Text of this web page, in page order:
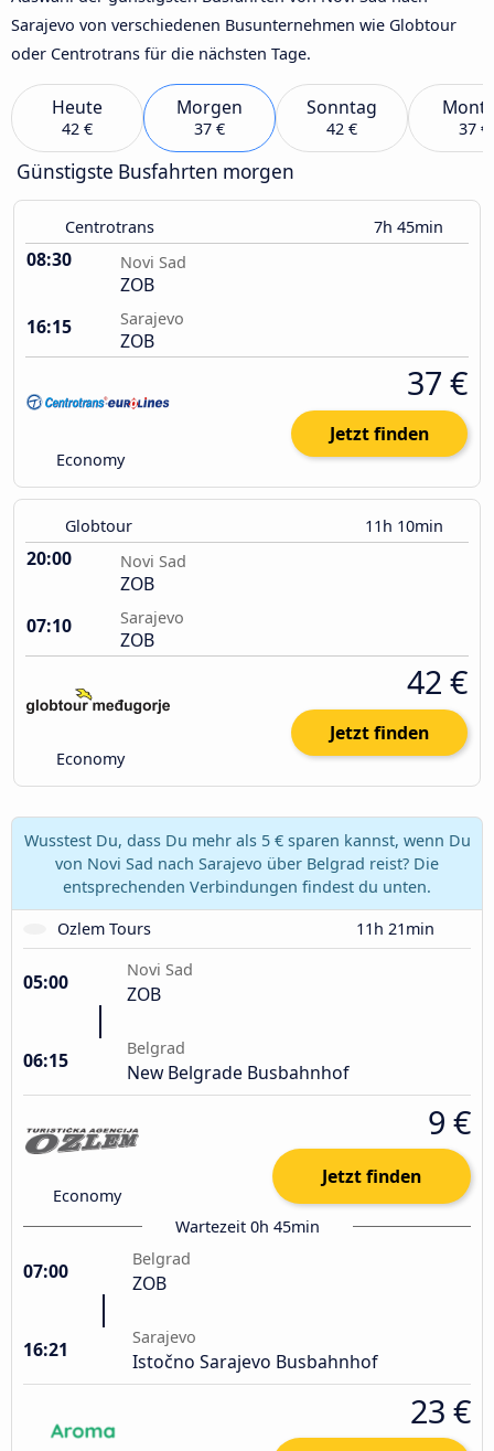
Sarajevo von verschiedenen Busunternehmen wie Globtour
oder Centrotrans für die nächsten Tage.
Heute
42 €
Morgen
37 €
Sonntag
42 € 37 €
Günstigste Busfahrten morgen
Centrotrans 7h 45min
08:30 Novi Sad
ZOB
16:15
Sarajevo
ZOB
Economy
37 €
Jetzt finden
Globtour 11h 10min
20:00 Novi Sad
ZOB
07:10
Sarajevo
ZOB
Economy
42 €
Jetzt finden
Wusstest Du, dass Du mehr als 5 € sparen kannst, wenn Du
von Novi Sad nach Sarajevo über Belgrad reist? Die
entsprechenden Verbindungen findest du unten.
Ozlem Tours
11h 21min
05:00
Novi Sad
ZOB
06:15
Belgrad
New Belgrade Busbahnhof
Economy
9 €
Jetzt finden
Wartezeit 0h 45min
07:00
Belgrad
ZOB
16:21
Sarajevo
Istočno Sarajevo Busbahnhof
23 €